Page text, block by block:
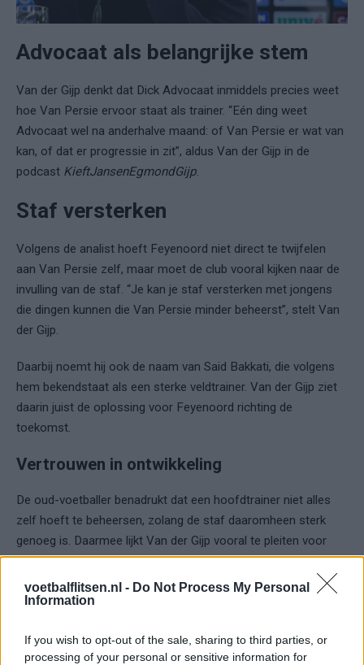
voetbalflitsen.nl - Do Not Process My Personal
Information
If you wish to opt-out of the sale, sharing to third parties, or
processing of your personal or sensitive information for
Advocaat als belangrijke stem
Van der Gijp denkt dat Dick Advocaat inmiddels precies weet
hoe Van Persie ervoor staat als trainer. “Eén ding weet
Advocaat wel na anderhalve maand: of Van Persie er wat van
kan, of dat er progressie in zit”, aldus Van der Gijp in de
podcast KieftJansenEgmondGijp.
Staf versterken
Volgens de analist hoeft Feyenoord niet direct te twijfelen
aan Van Persie zelf, maar moet de club vooral kijken naar de
invulling van de staf. “Je kan je staf versterken met jongens
die dingen kunnen die Van Persie minder beheerst”, stelt Van
der Gijp.
Daarbij noemt hij ook de naam van Said Bakkati, die volgens
hem bekendstaat als een sterke veldtrainer. Van der Gijp ziet
daarin juist de oplossing voor Feyenoord richting de
toekomst.
Vertrouwen in ontwikkeling
De oud-voetballer benadrukt dat een hoofdtrainer niet alles
zelf hoeft te beheersen, zolang de staf daaromheen sterk
genoeg is. Daarmee lijkt Van der Gijp vooral te pleiten voor
extra ondersteuning rond Van Persie, in plaats van directe
twijfel over diens toekomst.